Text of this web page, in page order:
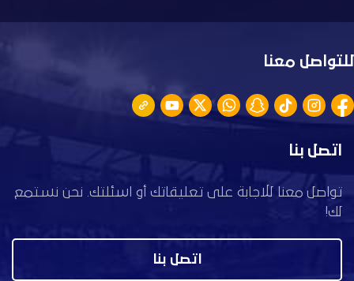
للتواصل معنا
اتصل بنا
تواصل معنا للاجابة على تعليقاتك أو اسئلتك. نحن نستمع
لك!
اتصل بنا